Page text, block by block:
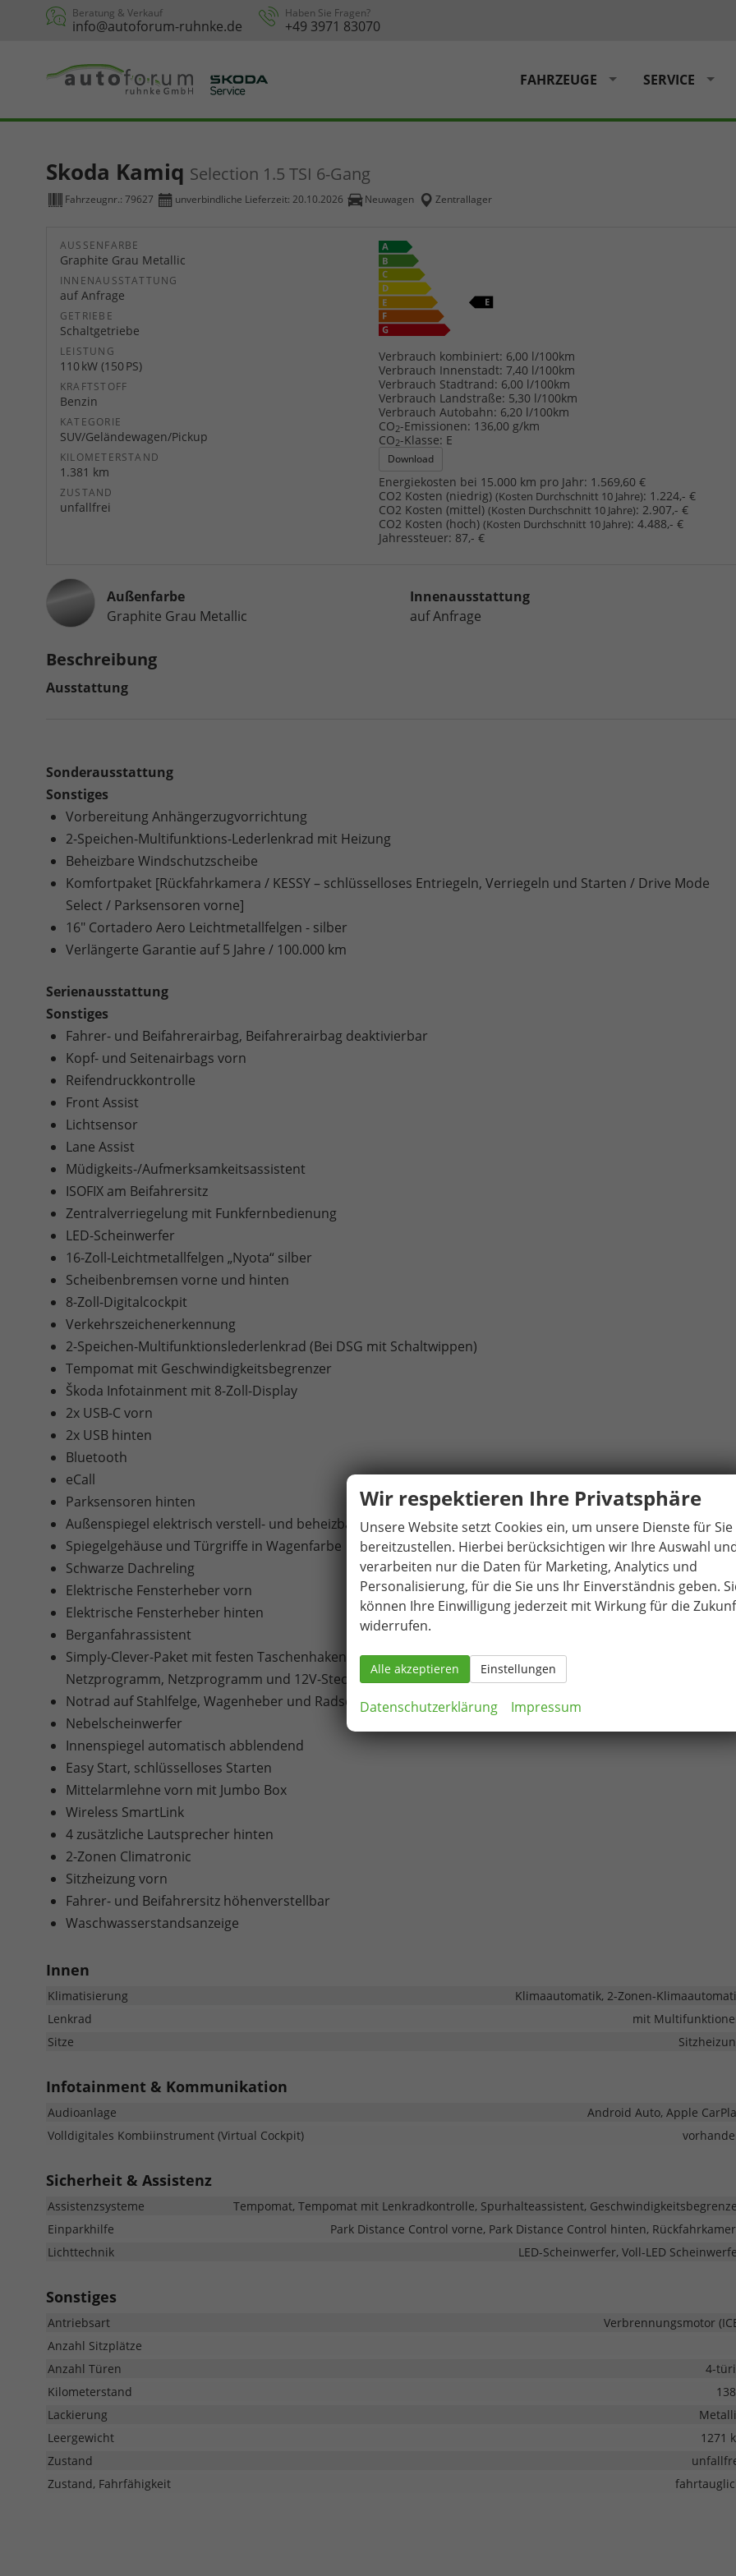
Beratung & Verkauf
info@autoforum-ruhnke.de
Haben Sie Fragen?
+49 3971 83070
FAHRZEUGE SERVICE
Skoda Kamiq Selection 1.5 TSI 6-Gang
Fahrzeugnr.: 79627 unverbindliche Lieferzeit: 20.10.2026 Neuwagen Zentrallager
AUSSENFARBE
Graphite Grau Metallic
INNENAUSSTATTUNG
auf Anfrage
GETRIEBE
Schaltgetriebe
LEISTUNG
110 kW (150 PS)
KRAFTSTOFF
Benzin
KATEGORIE
SUV/Geländewagen/Pickup
KILOMETERSTAND
1.381 km
ZUSTAND
unfallfrei
Verbrauch kombiniert: 6,00 l/100km
Verbrauch Innenstadt: 7,40 l/100km
Verbrauch Stadtrand: 6,00 l/100km
Verbrauch Landstraße: 5,30 l/100km
Verbrauch Autobahn: 6,20 l/100km
CO2-Emissionen: 136,00 g/km
CO2-Klasse: E
Download
Energiekosten bei 15.000 km pro Jahr: 1.569,60 €
CO2 Kosten (niedrig) (Kosten Durchschnitt 10 Jahre): 1.224,- €
CO2 Kosten (mittel) (Kosten Durchschnitt 10 Jahre): 2.907,- €
CO2 Kosten (hoch) (Kosten Durchschnitt 10 Jahre): 4.488,- €
Jahressteuer: 87,- €
Außenfarbe
Graphite Grau Metallic
Innenausstattung
auf Anfrage
Beschreibung
Ausstattung
Sonderausstattung
Sonstiges
Vorbereitung Anhängerzugvorrichtung
2-Speichen-Multifunktions-Lederlenkrad mit Heizung
Beheizbare Windschutzscheibe
Komfortpaket [Rückfahrkamera / KESSY – schlüsselloses Entriegeln, Verriegeln und Starten / Drive Mode
Select / Parksensoren vorne]
16" Cortadero Aero Leichtmetallfelgen - silber
Verlängerte Garantie auf 5 Jahre / 100.000 km
Serienausstattung
Sonstiges
Fahrer- und Beifahrerairbag, Beifahrerairbag deaktivierbar
Kopf- und Seitenairbags vorn
Reifendruckkontrolle
Front Assist
Lichtsensor
Lane Assist
Müdigkeits-/Aufmerksamkeitsassistent
ISOFIX am Beifahrersitz
Zentralverriegelung mit Funkfernbedienung
LED-Scheinwerfer
16-Zoll-Leichtmetallfelgen „Nyota“ silber
Scheibenbremsen vorne und hinten
8-Zoll-Digitalcockpit
Verkehrszeichenerkennung
2-Speichen-Multifunktionslederlenkrad (Bei DSG mit Schaltwippen)
Tempomat mit Geschwindigkeitsbegrenzer
Škoda Infotainment mit 8-Zoll-Display
2x USB-C vorn
2x USB hinten
Bluetooth
eCall
Parksensoren hinten
Außenspiegel elektrisch verstell- und beheizbar
Spiegelgehäuse und Türgriffe in Wagenfarbe
Schwarze Dachreling
Elektrische Fensterheber vorn
Elektrische Fensterheber hinten
Berganfahrassistent
Simply-Clever-Paket mit festen Taschenhaken, Ablagefach im Kofferraumseitenbereich, Befestigungsclips fürs
Netzprogramm, Netzprogramm und 12V-Steckdose im Kofferraum
Notrad auf Stahlfelge, Wagenheber und Radschlüssel
Nebelscheinwerfer
Innenspiegel automatisch abblendend
Easy Start, schlüsselloses Starten
Mittelarmlehne vorn mit Jumbo Box
Wireless SmartLink
4 zusätzliche Lautsprecher hinten
2-Zonen Climatronic
Sitzheizung vorn
Fahrer- und Beifahrersitz höhenverstellbar
Waschwasserstandsanzeige
Innen
Klimatisierung
Klimaautomatik, 2-Zonen-
Lenkrad
mit
Sitze
Infotainment & Kommunikation
Audioanlage
Android Auto, Apple
Volldigitales Kombiinstrument (Virtual Cockpit)
Sicherheit & Assistenz
Assistenzsysteme
Tempomat, Tempomat mit Lenkradkontrolle, Spurhalteassistent,
Einparkhilfe
Park Distance Control vorne, Park Distance Control hinten,
Lichttechnik
LED-Scheinwerfer, Voll-LED
Sonstiges
Antriebsart
Verbrennungsmotor
Anzahl Sitzplätze
Anzahl Türen
4-
Kilometerstand
Lackierung
Leergewicht
1271
Zustand
Zustand, Fahrfähigkeit
Wir respektieren Ihre Privatsphäre
Unsere Website setzt Cookies ein, um unsere Dienste für Sie
bereitzustellen. Hierbei berücksichtigen wir Ihre Auswahl
verarbeiten nur die Daten für Marketing, Analytics und
Personalisierung, für die Sie uns Ihr Einverständnis geben.
können Ihre Einwilligung jederzeit mit Wirkung für die
widerrufen.
Alle akzeptieren Einstellungen
Datenschutzerklärung Impressum